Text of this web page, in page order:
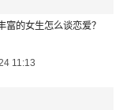
富的女生怎么谈恋爱？
11:13